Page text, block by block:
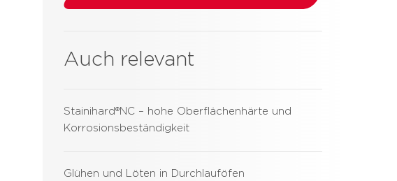
Auch relevant
Stainihard®NC – hohe Oberflächenhärte und
Korrosionsbeständigkeit
Glühen und Löten in Durchlauföfen